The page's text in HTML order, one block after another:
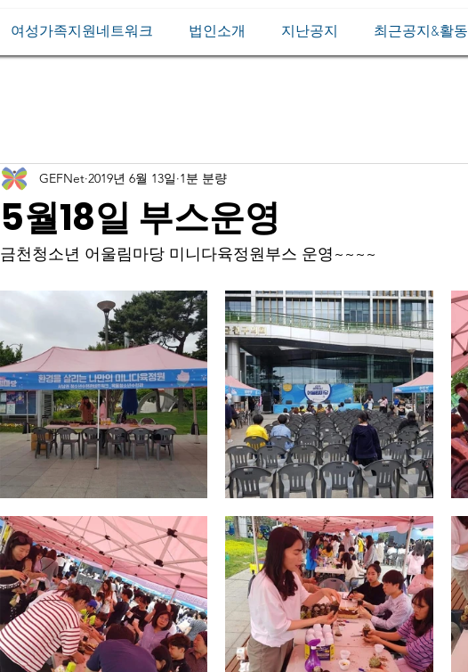
여성가족지원네트워크 법인소개 지난공지 최근공지&활동
5월18일 부스운영
GEFNet 2019년 6월 13일 1분 분량
금천청소년 어울림마당 미니다육정원부스 운영~~~~